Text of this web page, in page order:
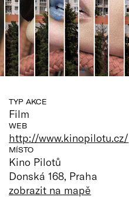
TYP AKCE
Film
WEB
http://www.kinopilotu.cz/
MÍSTO
Kino Pilotů
Donská 168, Praha
zobrazit na mapě